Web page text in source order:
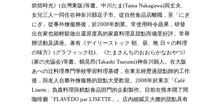
烘焙時光》(台灣東販)等書。中川たま(Tama Nakagawa)與丈夫、
女兒三人一同住在神奈川縣逗子市。從自然食品店離職，至「にぎ
にぎ」從事外燴服務後，於2008年創業。常使用時令蔬果，研發
出在家也能輕鬆做出還原度高的家庭料理及甜點而備受好評。常舉
辦活動及講座。著有《デイリーストック 朝、昼、晩 日々の料理
の味方》(グラフィック社)、《たまさんちのおおらかなおやつ》
(家の光協会)等書。鶴見昂(Takashi Tsurumi)神奈川縣人。在大阪
あべの辻料理專門學校學習料理基礎，在東京經歷過甜點師的工作
後，與友人合夥外燴服務的甜點大受歡迎。2008年於東京「Café
Lisette」負責料理與糕點食品部門的企劃製作。目前在熊本開了間
咖啡廳「FLAVÉDO par LISETTE」。店內細膩又大膽的甜點具有